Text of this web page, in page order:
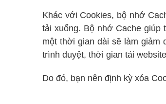
Khác với Cookies, bộ nhớ
tải xuống. Bộ nhớ Cache giúp
một thời gian dài sẽ làm giảm
trình duyệt, thời gian tải
Do đó, bạn nên định kỳ xóa